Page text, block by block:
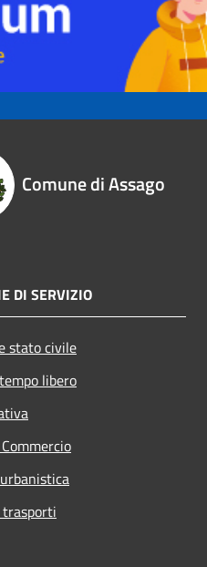
Comune di Assago
DI SERVIZIO
stato civile
libero